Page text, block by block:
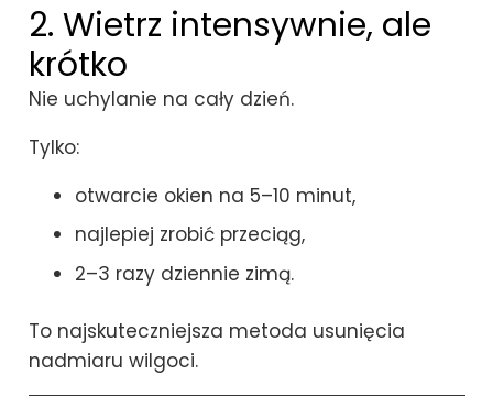
2. Wietrz intensywnie, ale
krótko
Nie uchylanie na cały dzień.
Tylko:
otwarcie okien na 5–10 minut,
najlepiej zrobić przeciąg,
2–3 razy dziennie zimą.
To najskuteczniejsza metoda usunięcia
nadmiaru wilgoci.